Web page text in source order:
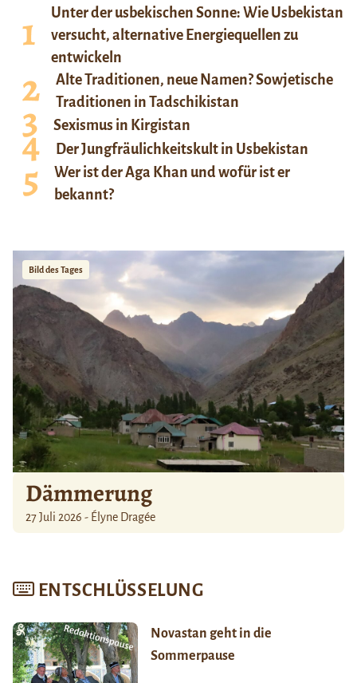
Unter der usbekischen Sonne: Wie Usbekistan
versucht, alternative Energiequellen zu
entwickeln
Alte Traditionen, neue Namen? Sowjetische
Traditionen in Tadschikistan
Sexismus in Kirgistan
Der Jungfräulichkeitskult in Usbekistan
Wer ist der Aga Khan und wofür ist er
bekannt?
Bild des Tages
Dämmerung
27 Juli 2026 - Élyne Dragée
ENTSCHLÜSSELUNG
Novastan geht in die
Sommerpause